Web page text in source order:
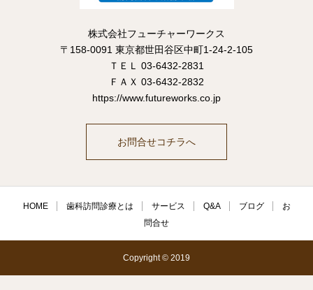
株式会社フューチャーワークス
〒158-0091 東京都世田谷区中町1-24-2-105
ＴＥＬ 03-6432-2831
ＦＡＸ 03-6432-2832
https://www.futureworks.co.jp
お問合せコチラへ
HOME 歯科訪問診療とは サービス Q&A ブログ
お
問合せ
Copyright © 2019